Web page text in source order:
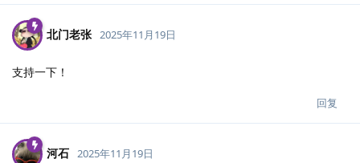
北门老张 2025年11月19日
支持一下！
回复
河石 2025年11月19日